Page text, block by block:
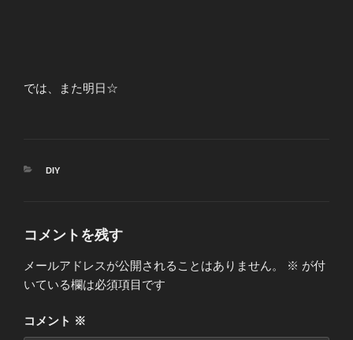
では、また明日☆
カ
DIY
コメントを残す
メールアドレスが公開されることはありません。 ※ が付
いている欄は必須項目です
コメント ※